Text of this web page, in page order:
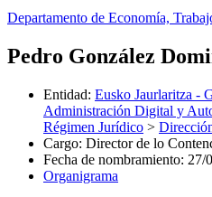
Departamento de Economía,
Pedro González
Entidad: Eusko Jaurlaritza -
Administración Digital y
Régimen Jurídico >
Cargo: Director de lo
Fecha de nombramiento: 27/
Organigrama